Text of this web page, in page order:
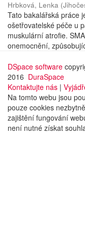
Hrbková, Lenka (
Tato bakalářská práce
ošetřovatelské péče u
muskulární atrofie.
onemocnění,
DSpace software
2016 DuraSpace
Kontaktujte nás |
Na tomto webu jsou
pouze cookies
zajištění fungování
není nutné získat